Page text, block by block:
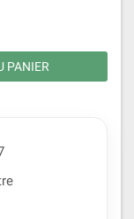
PANIER